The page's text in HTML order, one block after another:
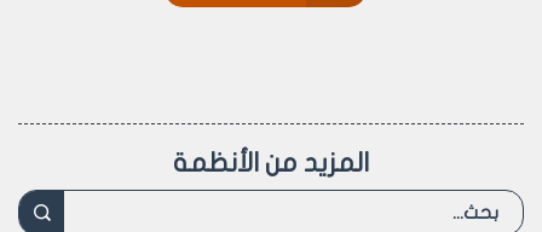
المزيد من الأنظمة